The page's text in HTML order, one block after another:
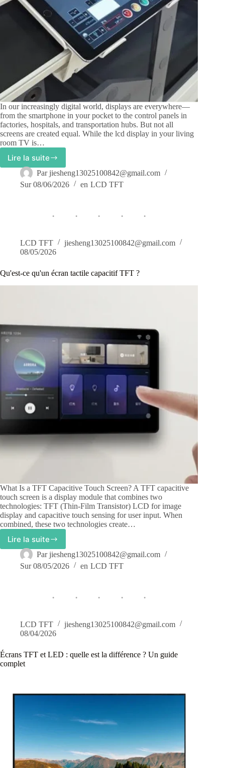
In our increasingly digital world, displays are everywhere—
from the smartphone in your pocket to the control panels in
factories, hospitals, and transportation hubs. But not all
screens are created equal. While the lcd display in your living
room TV is…
Lire la suiteComprendre
la
technologie
des
Par jiesheng13025100842@gmail.com
Sur 08/06/2026 en LCD TFT
LCD TFT
jiesheng13025100842@gmail.com
08/05/2026
Qu'est-ce qu'un écran tactile capacitif TFT ?
What Is a TFT Capacitive Touch Screen? A TFT capacitive
touch screen is a display module that combines two
technologies: TFT (Thin-Film Transistor) LCD for image
display and capacitive touch sensing for user input. When
combined, these two technologies create…
Lire la suite
Qu'est-
ce
qu'un
écran
Par jiesheng13025100842@gmail.com
Sur 08/05/2026 en LCD TFT
LCD TFT
jiesheng13025100842@gmail.com
08/04/2026
Écrans TFT et LED : quelle est la différence ? Un guide
complet